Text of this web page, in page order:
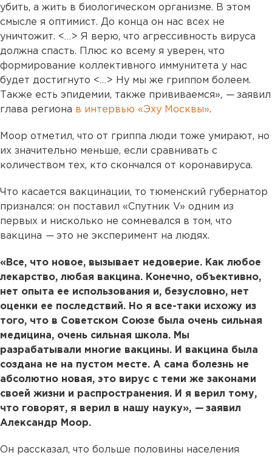
убить, а жить в биологическом организме. В этом
смысле я оптимист. До конца он нас всех не
уничтожит. <…> Я верю, что агрессивность вируса
должна спасть. Плюс ко всему я уверен, что
формирование коллективного иммунитета у нас
будет достигнуто <…> Ну мы же гриппом болеем.
Также есть эпидемии, также прививаемся», —заявил
глава региона в интервью «Эху Москвы».
Моор отметил, что от гриппа люди тоже умирают, но
их значительно меньше, если сравнивать с
количеством тех, кто скончался от коронавируса.
Что касается вакцинации, то тюменский губернатор
признался: он поставил «Спутник V» одним из
первых и нисколько не сомневался в том, что
вакцина —это не эксперимент на людях.
«Все, что новое, вызывает недоверие. Как любое
лекарство, любая вакцина. Конечно, объективно,
нет опыта ее использования и, безусловно, нет
оценки ее последствий. Но я все-таки исхожу из
того, что в Советском Союзе была очень сильная
медицина, очень сильная школа. Мы
разрабатывали многие вакцины. И вакцина была
создана не на пустом месте. А сама болезнь не
абсолютно новая, это вирус с теми же законами
своей жизни и распространения. И я верил тому,
что говорят, я верил в нашу науку», —заявил
Александр Моор.
Он рассказал, что больше половины населения